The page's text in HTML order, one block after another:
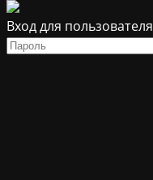
Вход для пользователя